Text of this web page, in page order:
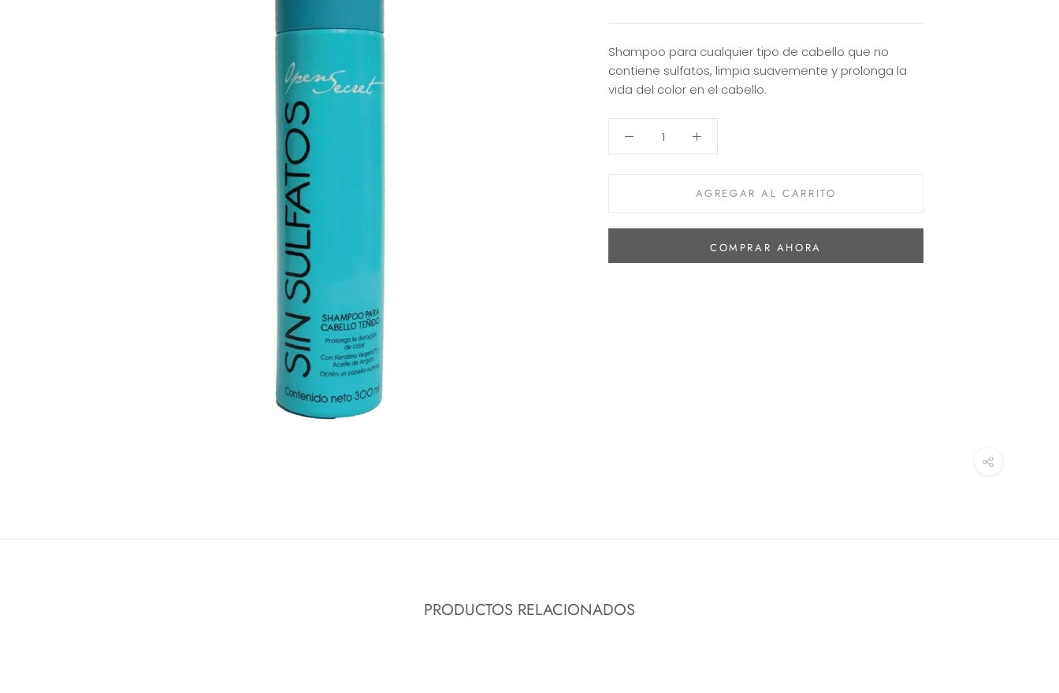
Shampoo para cualquier tipo de cabello que no
contiene sulfatos, limpia suavemente y prolonga la
vida del color en el cabello.
AGREGAR AL CARRITO
COMPRAR AHORA
PRODUCTOS RELACIONADOS